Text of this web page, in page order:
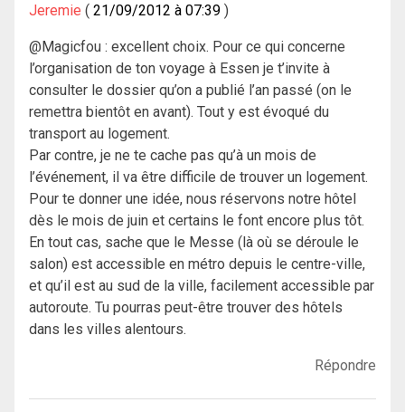
Jeremie 21/09/2012 à 07:39
@Magicfou : excellent choix. Pour ce qui concerne
l’organisation de ton voyage à Essen je t’invite à
consulter le dossier qu’on a publié l’an passé (on le
remettra bientôt en avant). Tout y est évoqué du
transport au logement.
Par contre, je ne te cache pas qu’à un mois de
l’événement, il va être difficile de trouver un logement.
Pour te donner une idée, nous réservons notre hôtel
dès le mois de juin et certains le font encore plus tôt.
En tout cas, sache que le Messe (là où se déroule le
salon) est accessible en métro depuis le centre-ville,
et qu’il est au sud de la ville, facilement accessible par
autoroute. Tu pourras peut-être trouver des hôtels
dans les villes alentours.
Répondre